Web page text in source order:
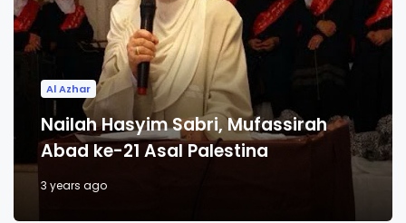
Al Azhar
Nailah Hasyim Sabri, Mufassirah
Abad ke-21 Asal Palestina
3 years ago